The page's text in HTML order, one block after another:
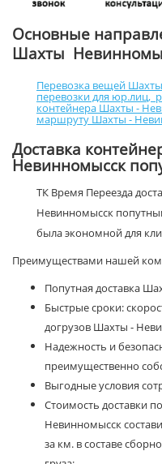
Основные
Шахты
Перевозка вещей
перевозки для юр.лиц,
контейнера Шахты -
маршруту Шахты -
Доставка
Невинномысск
ТК Время Переезда
Невинномысск
была экономной для
Преимуществами нашей
Попутная доставка
Быстрые сроки:
догрузов Шахты -
Надежность и
преимущественно
Выгодные условия
Стоимость доставки
Невинномысск
за км. в составе